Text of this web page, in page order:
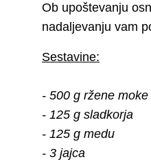
Ob upoštevanju
nadaljevanju vam
Sestavine:
- 500 g ržene moke
- 125 g sladkorja
- 125 g medu
- 3 jajca